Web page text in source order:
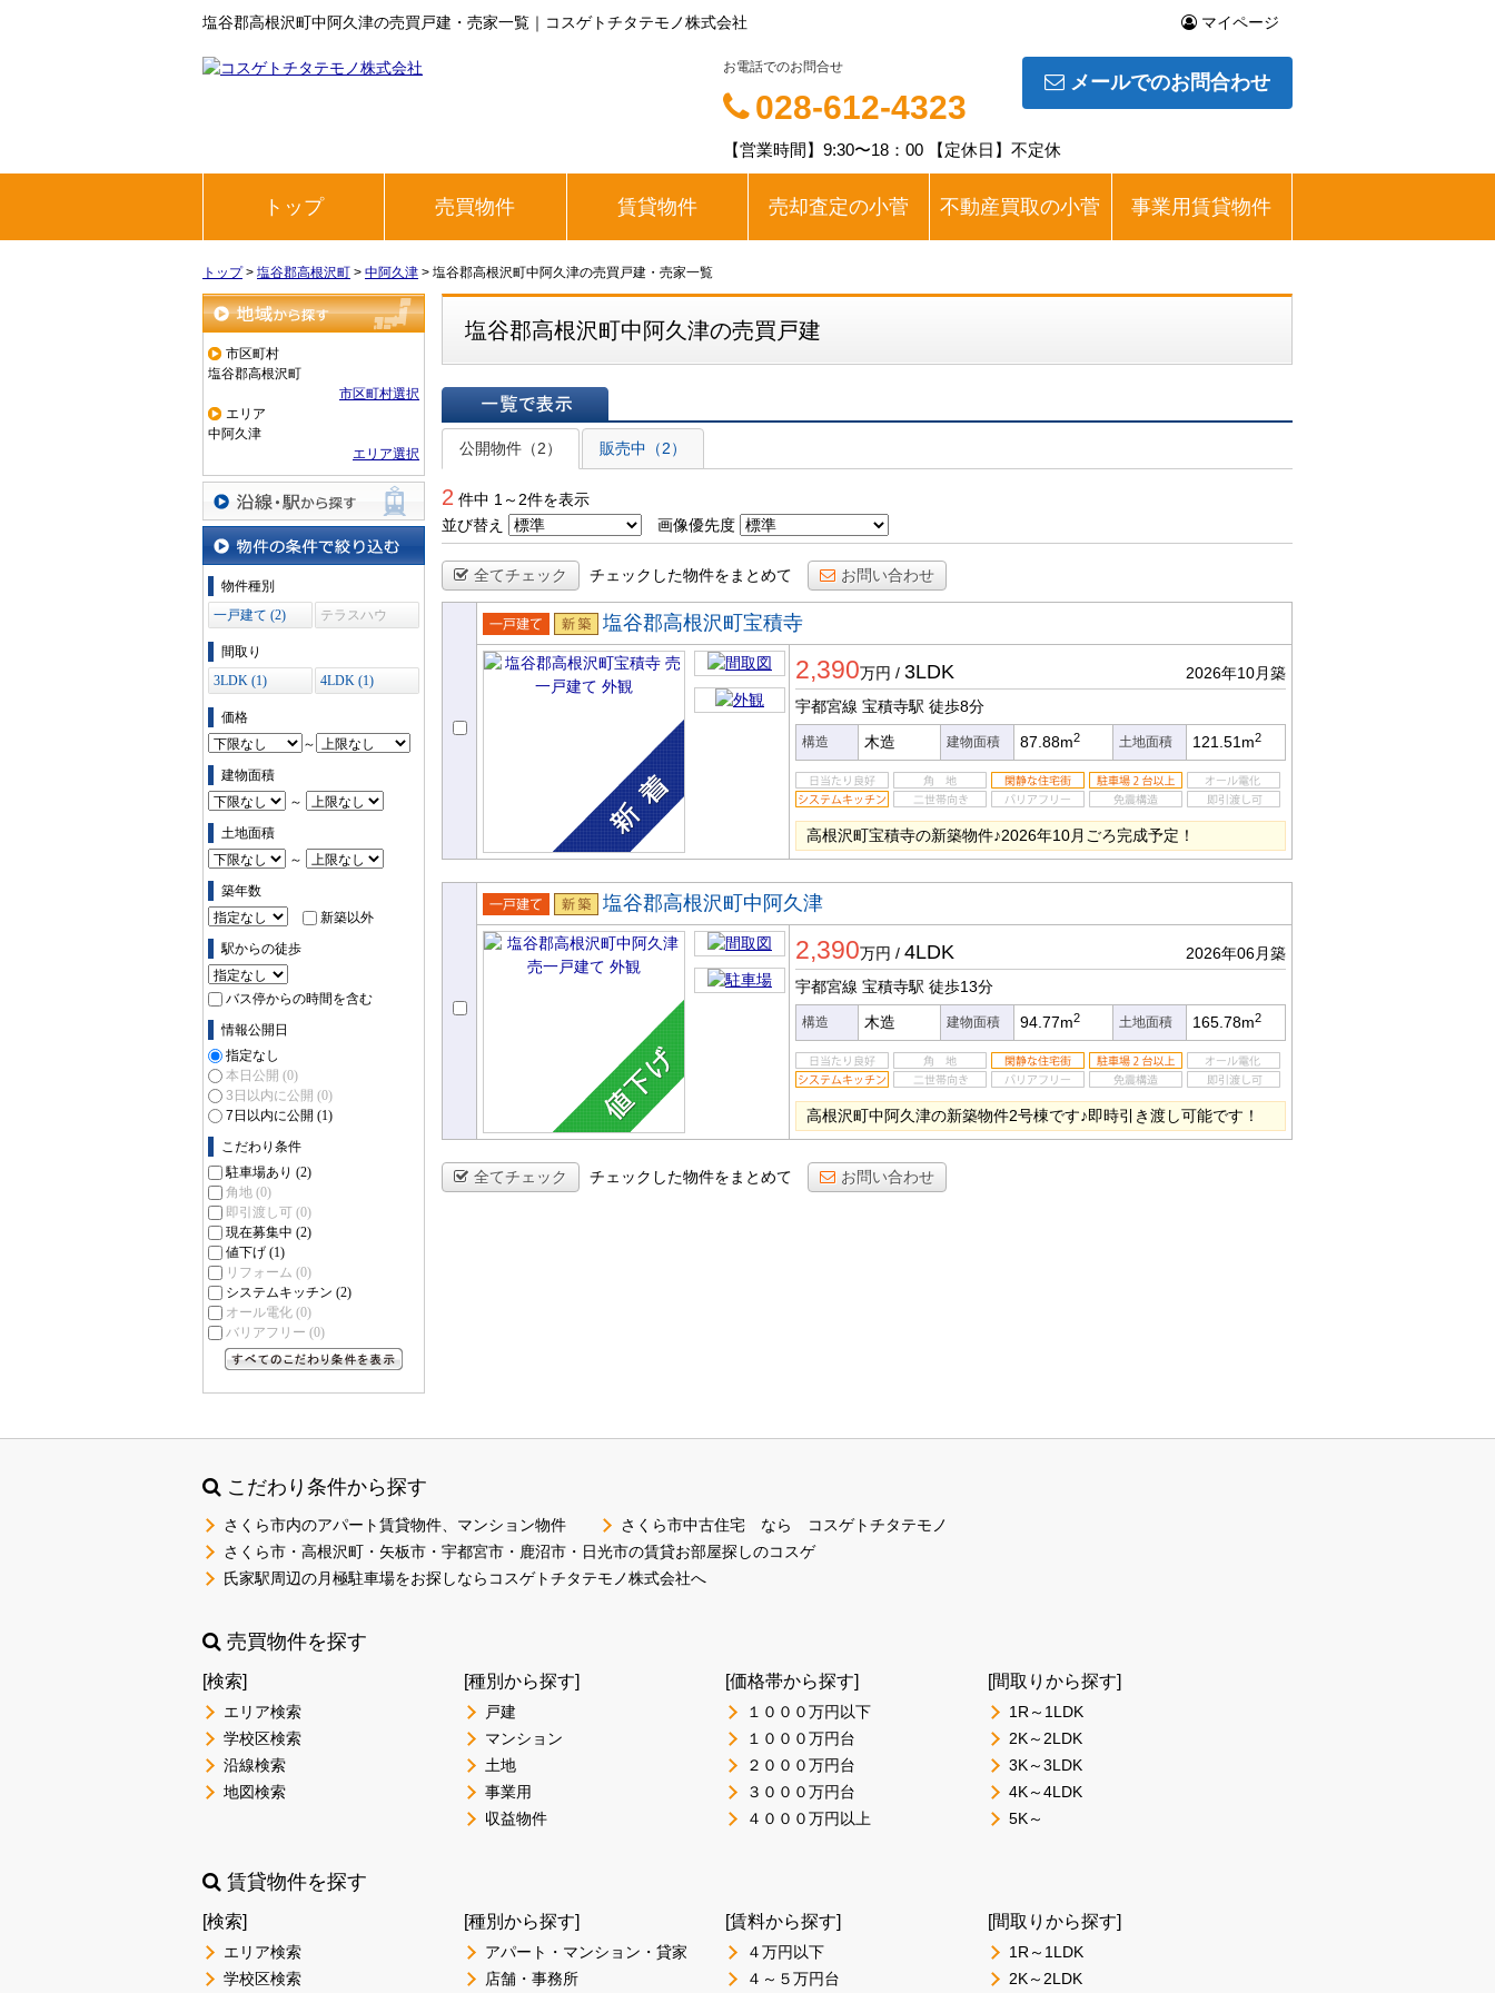
塩谷郡高根沢町中阿久津の売買戸建・売家一覧｜コスゲトチタテモノ株式会社 マイページ
メールでのお問合わせ
お電話でのお問合せ
028-612-4323
【営業時間】9:30〜18：00 【定休日】不定休
トップ 売買物件 賃貸物件 売却査定の小菅 不動産買取の小菅 事業用賃貸物件
トップ> 塩谷郡高根沢町 > 中阿久津 > 塩谷郡高根沢町中阿久津の売買戸建・売家一覧
地域から探す
市区町村
塩谷郡高根沢町
市区町村選択
エリア
中阿久津
エリア選択
沿線・駅から探す
物件の条件で絞り込む
物件種別
一戸建て (2)
テラスハウ
間取り
3LDK (1)
4LDK (1)
価格
～
建物面積
～
土地面積
～
築年数
新築以外
駅からの徒歩
バス停からの時間を含む
情報公開日
指定なし
本日公開 (0)
3日以内に公開 (0)
7日以内に公開 (1)
こだわり条件
駐車場あり (2)
角地 (0)
即引渡し可 (0)
現在募集中 (2)
値下げ (1)
リフォーム (0)
システムキッチン (2)
オール電化 (0)
バリアフリー (0)
塩谷郡高根沢町中阿久津の売買戸建
一覧で表示
公開物件（2）
販売中（2）
2 件中 1～2件を表示
並び替え
画像優先度
全てチェック チェックした物件をまとめて お問い合わせ
売一戸建
て
新築
塩谷郡高根沢町宝積寺
2,390万円 / 3LDK
2026年10月築
宇都宮線 宝積寺駅 徒歩8分
構造 木造 建物面積 87.88m2 土地面積 121.51m2
高根沢町宝積寺の新築物件♪2026年10月ごろ完成予定！
売一戸建
て
新築
塩谷郡高根沢町中阿久津
2,390万円 / 4LDK
2026年06月築
宇都宮線 宝積寺駅 徒歩13分
構造 木造 建物面積 94.77m2 土地面積 165.78m2
高根沢町中阿久津の新築物件2号棟です♪即時引き渡し可能です！
全てチェック チェックした物件をまとめて お問い合わせ
こだわり条件から探す
さくら市内のアパート賃貸物件、マンション物件
さくら市中古住宅 なら コスゲトチタテモノ
さくら市・高根沢町・矢板市・宇都宮市・鹿沼市・日光市の賃貸お部屋探しのコスゲ
氏家駅周辺の月極駐車場をお探しならコスゲトチタテモノ株式会社へ
売買物件を探す
[検索]
エリア検索
学校区検索
沿線検索
地図検索
[種別から探す]
戸建
マンション
土地
事業用
収益物件
[価格帯から探す]
１０００万円以下
１０００万円台
２０００万円台
３０００万円台
４０００万円以上
[間取りから探す]
1R～1LDK
2K～2LDK
3K～3LDK
4K～4LDK
5K～
賃貸物件を探す
[検索]
エリア検索
学校区検索
[種別から探す]
アパート・マンション・貸家
店舗・事務所
[賃料から探す]
４万円以下
４～５万円台
[間取りから探す]
1R～1LDK
2K～2LDK